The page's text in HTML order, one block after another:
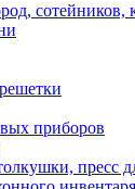
сотейников,
приборов
пресс